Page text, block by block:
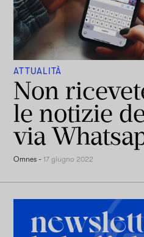
ATTUALITÀ
Non
le notizie
via
Omnes -17 giugno 2022